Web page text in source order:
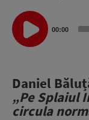
Audio
Player
00:00
Daniel
„Pe Splaiul
circula